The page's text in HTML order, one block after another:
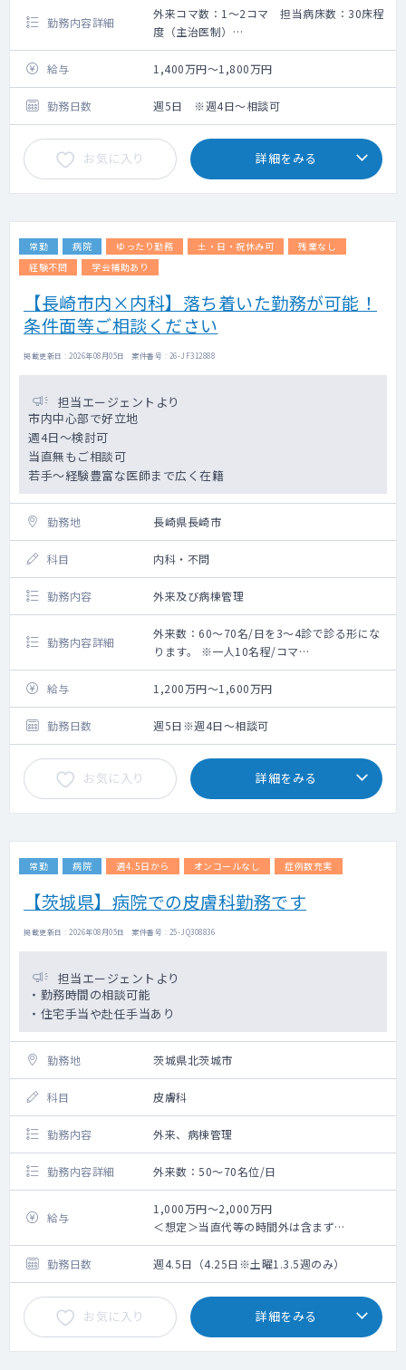
勤務内容詳細
外来コマ数：1～2コマ 担当病床数：30床程
度（主治医制）
外来：一般内科・総合診療外来
外来数：20名程度
外来コマ数：1～2コマ
担当病床数：30床程度（主治医制）
給与 1,400万円～1,800万円
勤務日数 週5日 ※週4日～相談可
お気に入り 詳細をみる
常勤 病院 ゆったり勤務 土・日・祝休み可
残業なし
経験不問
学会補助あり
【長崎市内×内科】落ち着いた勤務が可能！
条件面等ご相談ください
掲載更新日 : 2026年08月05日 案件番号 : 26-JF312888
担当エージェントより
市内中心部で好立地
週4日～検討可
当直無もご相談可
若手～経験豊富な医師まで広く在籍
勤務地 長崎県長崎市
科目 内科・不問
勤務内容 外来及び病棟管理
勤務内容詳細
外来数：60～70名/日を3～4診で診る形にな
ります。 ※一人10名程/コマ
救急搬入数：10台程 ※夜間救急搬入はありま
せん。
外来週1～2回、病棟管理
給与 1,200万円～1,600万円
勤務日数 週5日※週4日～相談可
お気に入り 詳細をみる
常勤 病院 週4.5日から オンコールなし 症例数充実
【茨城県】病院での皮膚科勤務です
掲載更新日 : 2026年08月05日 案件番号 : 25-JQ308836
担当エージェントより
・勤務時間の相談可能
・住宅手当や赴任手当あり
勤務地 茨城県北茨城市
科目 皮膚科
勤務内容 外来、病棟管理
勤務内容詳細 外来数：50～70名位/日
給与
1,000万円～2,000万円
＜想定＞当直代等の時間外は含まず
6年目 約1,200万円～
10年目 約1,400万円～
15年目 約1,600万円～
20年目 約1,800万円～
勤務日数 週4.5日（4.25日※土曜1.3.5週のみ）
お気に入り 詳細をみる